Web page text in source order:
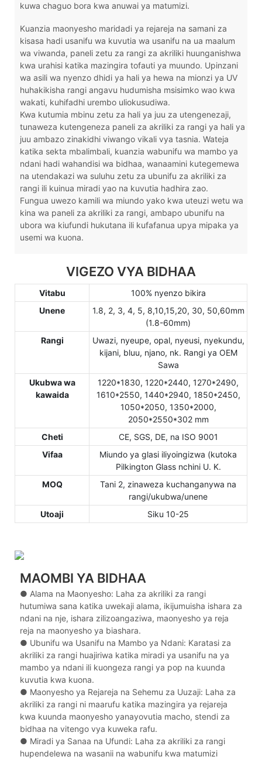
kuwa chaguo bora kwa anuwai ya matumizi.
Kuanzia maonyesho maridadi ya rejareja na samani za
kisasa hadi usanifu wa kuvutia wa usanifu na ua maalum
wa viwanda, paneli zetu za rangi za akriliki huunganishwa
kwa urahisi katika mazingira tofauti ya muundo. Upinzani
wa asili wa nyenzo dhidi ya hali ya hewa na mionzi ya UV
huhakikisha rangi angavu hudumisha msisimko wao kwa
wakati, kuhifadhi urembo uliokusudiwa.
Kwa kutumia mbinu zetu za hali ya juu za utengenezaji,
tunaweza kutengeneza paneli za akriliki za rangi ya hali ya
juu ambazo zinakidhi viwango vikali vya tasnia. Wateja
katika sekta mbalimbali, kuanzia wabunifu wa mambo ya
ndani hadi wahandisi wa bidhaa, wanaamini kutegemewa
na utendakazi wa suluhu zetu za ubunifu za akriliki za
rangi ili kuinua miradi yao na kuvutia hadhira zao.
Fungua uwezo kamili wa miundo yako kwa uteuzi wetu wa
kina wa paneli za akriliki za rangi, ambapo ubunifu na
ubora wa kiufundi hukutana ili kufafanua upya mipaka ya
usemi wa kuona.
VIGEZO VYA BIDHAA
Vitabu
100% nyenzo bikira
Unene
1.8, 2, 3, 4, 5, 8,10,15,20, 30, 50,60mm
(1.8-60mm)
Rangi
Uwazi, nyeupe, opal, nyeusi, nyekundu,
kijani, bluu, njano, nk. Rangi ya OEM
Sawa
Ukubwa wa
kawaida
1220*1830, 1220*2440, 1270*2490,
1610*2550, 1440*2940, 1850*2450,
1050*2050, 1350*2000,
2050*2550*302 mm
Cheti
CE, SGS, DE, na ISO 9001
Vifaa
Miundo ya glasi iliyoingizwa (kutoka
Pilkington Glass nchini U. K.
MOQ
Tani 2, zinaweza kuchanganywa na
rangi/ukubwa/unene
Utoaji
Siku 10-25
MAOMBI YA BIDHAA
● Alama na Maonyesho: Laha za akriliki za rangi
hutumiwa sana katika uwekaji alama, ikijumuisha ishara za
ndani na nje, ishara zilizoangaziwa, maonyesho ya reja
reja na maonyesho ya biashara.
● Ubunifu wa Usanifu na Mambo ya Ndani: Karatasi za
akriliki za rangi huajiriwa katika miradi ya usanifu na ya
mambo ya ndani ili kuongeza rangi ya pop na kuunda
kuvutia kwa kuona.
● Maonyesho ya Rejareja na Sehemu za Uuzaji: Laha za
akriliki za rangi ni maarufu katika mazingira ya rejareja
kwa kuunda maonyesho yanayovutia macho, stendi za
bidhaa na vitengo vya kuweka rafu.
● Miradi ya Sanaa na Ufundi: Laha za akriliki za rangi
hupendelewa na wasanii na wabunifu kwa matumizi